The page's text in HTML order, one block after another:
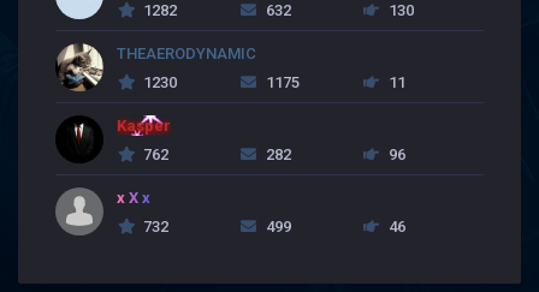
1282
632 130
THEAERODYNAMIC
1230
1175 11
Kasper
762
282 96
x X x
732
499 46